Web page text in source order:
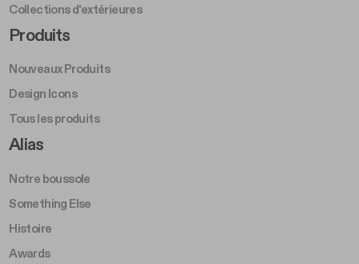
Collections d'extérieures
Footer Right Middle A
Produits
Nouveaux Produits
Design Icons
Tous les produits
Footer Right A
Alias
Notre boussole
Something Else
Histoire
Awards